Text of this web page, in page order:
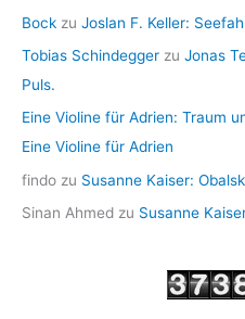
Bock zu Joslan F. Keller:
Tobias Schindegger zu Jonas
Puls.
Eine Violine für Adrien: Traum
Eine Violine für Adrien
findo zu Susanne Kaiser:
Sinan Ahmed zu Susanne